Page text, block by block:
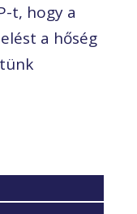
t, hogy a
a hőség